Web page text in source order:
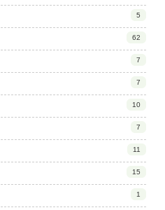
5
62
7
7
10
7
11
15
1